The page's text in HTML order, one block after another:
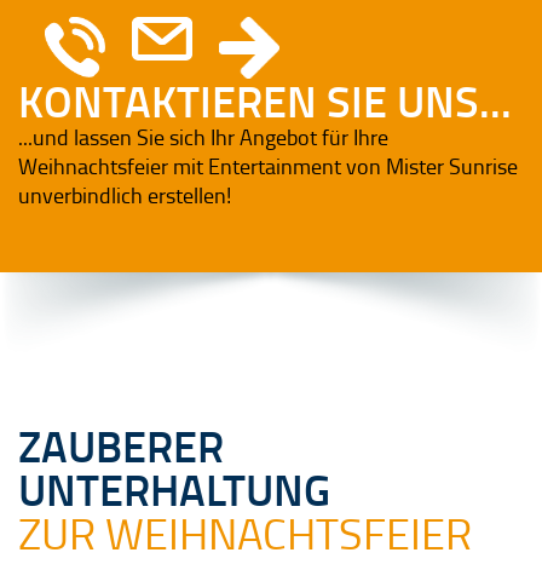
KONTAKTIEREN SIE UNS...
...und lassen Sie sich Ihr Angebot für Ihre
Weihnachtsfeier mit Entertainment von Mister Sunrise
unverbindlich erstellen!
ZAUBERER
UNTERHALTUNG
ZUR WEIHNACHTSFEIER